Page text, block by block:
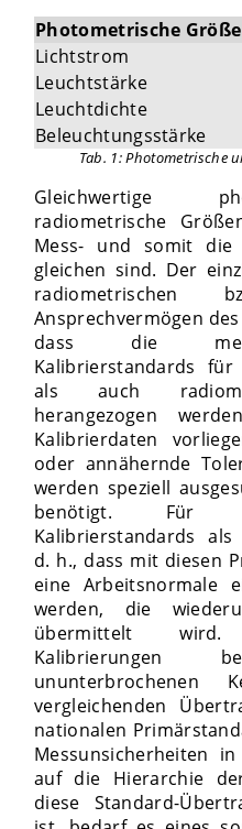
Photometrische Größe
Lichtstrom
Leuchtstärke
Leuchtdichte
Beleuchtungsstärke
Tab. 1: Photometrische
Gleichwertige
radiometrische
Mess- und somit die
gleichen sind. Der
radiometrischen
Ansprechvermögen
dass die
Kalibrierstandards
als auch
herangezogen
Kalibrierdaten
oder annähernde
werden speziell
benötigt. Für
Kalibrierstandards als
d. h., dass mit diesen
eine Arbeitsnormale
werden, die
übermittelt
ununterbrochenen
vergleichenden
nationalen
Messunsicherheiten
auf die Hierarchie
diese Standard-